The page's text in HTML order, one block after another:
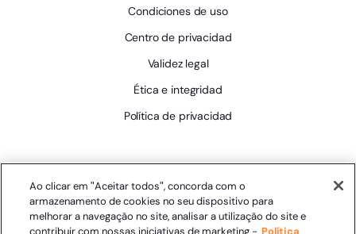
Condiciones de uso
Centro de privacidad
Validez legal
Ética e integridad
Política de privacidad
Herramientas
Estado de la plataforma
Ao clicar em "Aceitar todos", concorda com o
armazenamento de cookies no seu dispositivo para
melhorar a navegação no site, analisar a utilização do site e
contribuir com nossas iniciativas de marketing - Política